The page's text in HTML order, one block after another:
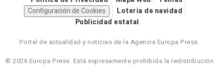
Configuración de Cookies
Loteria de navidad
Publicidad estatal
Portal de actualidad y noticias de la Agencia Europa Press.
© 2026 Europa Press. Está expresamente prohibida la redistribución